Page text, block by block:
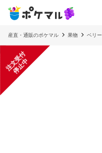
産直・通販のポケマル 果物 ベリー
注
文
受
付
停
止
中